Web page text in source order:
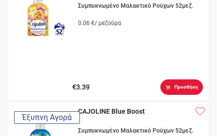
Συμπυκνωμένο Μαλακτικό Ρούχων 52μεζ.
0.06 €/ μεζούρα
€3.39 Προσθήκη
Έξυπνη Αγορά
CAJOLINE Blue Boost
Συμπυκνωμένο Μαλακτικό Ρούχων 52μεζ.